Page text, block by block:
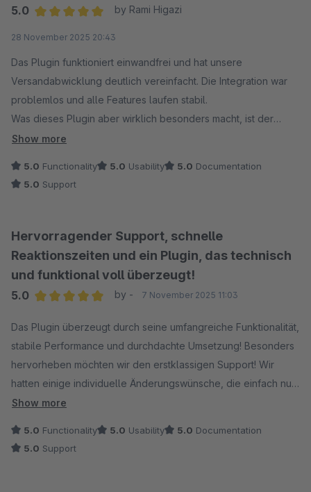
5.0
by Rami Higazi
28 November 2025 20:43
Das Plugin funktioniert einwandfrei und hat unsere
Versandabwicklung deutlich vereinfacht. Die Integration war
problemlos und alle Features laufen stabil.
Was dieses Plugin aber wirklich besonders macht, ist der
unfassbar gute Support! Selten habe ich einen so engagierten
über das normale Maß deutich hinaus!
Klare Kaufempfehlung - nicht nur wegen des soliden Plugins,
seinesgleichen sucht!
Show more
5.0 Functionality 5.0 Usability 5.0 Documentation
5.0 Support
Hervorragender Support, schnelle
Reaktionszeiten und ein Plugin, das technisch
und funktional voll überzeugt!
5.0
by - 7 November 2025 11:03
Das Plugin überzeugt durch seine umfangreiche Funktionalität,
stabile Performance und durchdachte Umsetzung! Besonders
hervorheben möchten wir den erstklassigen Support! Wir
hatten einige individuelle Änderungswünsche, die einfach nur
hervorragend umgesetzt worden sind. Die Kommunikation war
schnelle Abstimmung per Telefon war einfach nur super
Show more
5.0 Functionality 5.0 Usability 5.0 Documentation
5.0 Support